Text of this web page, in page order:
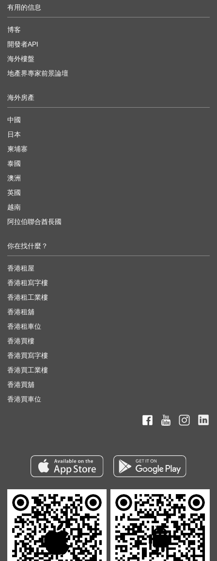
有用的信息
博客
開發者API
海外樓盤
地產界專家前景論壇
海外房產
中國
日本
柬埔寨
泰國
澳洲
英國
越南
阿拉伯聯合酋長國
你在找什麼？
香港租屋
香港租寫字樓
香港租工業樓
香港租舖
香港租車位
香港買樓
香港買寫字樓
香港買工業樓
香港買舖
香港買車位